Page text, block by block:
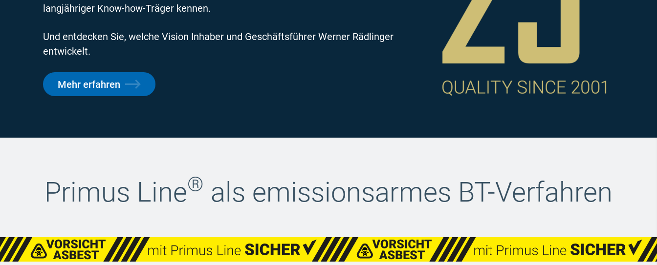
langjähriger Know-how-Träger kennen.
Und entdecken Sie, welche Vision Inhaber und Geschäftsführer Werner Rädlinger
entwickelt.
Mehr erfahren
Primus Line® als emissionsarmes BT-Verfahren